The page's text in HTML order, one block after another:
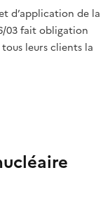
d’application de la
03 fait obligation
leurs clients la